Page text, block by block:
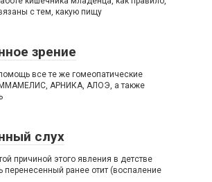
с тем, какую пищу
зрение
все те же гомеопатические
АРНИКА, АЛОЭ, а также
слух
причиной этого явления в детстве
перенесенный ранее отит (воспаление